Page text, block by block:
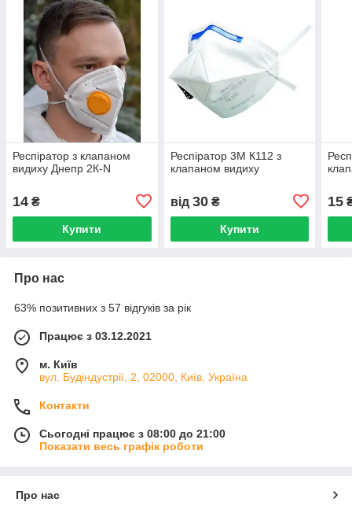
Респіратор з клапаном
видиху Днепр 2К-N
14 ₴
Купити
Респіратор 3M К112 з
клапаном видиху
від 30₴
Купити
15
Про нас
63% позитивних з 57 відгуків за рік
Працює з 03.12.2021
м. Київ
вул. Будіндустрії, 2, 02000, Київ, Україна
Контакти
Сьогодні працює з 08:00 до 21:00
Показати весь графік роботи
Про нас